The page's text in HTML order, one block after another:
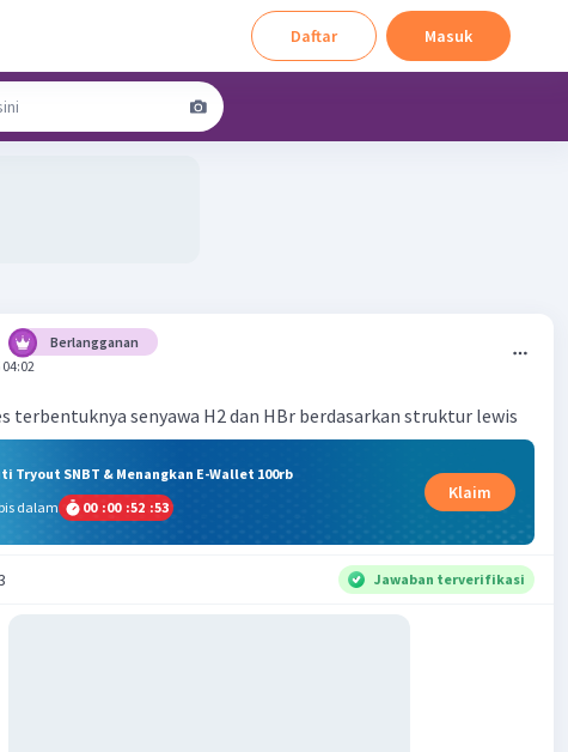
Daftar Masuk
Berlangganan
terbentuknya senyawa H2 dan HBr berdasarkan struktur lewis
Tryout SNBT & Menangkan E-Wallet 100rb
dalam
00 :00 :52 :52
Klaim
Jawaban terverifikasi